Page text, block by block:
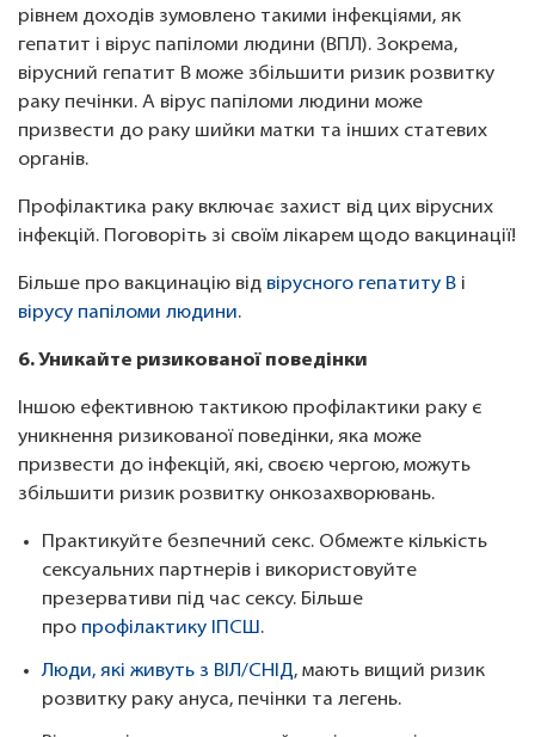
рівнем доходів зумовлено такими інфекціями, як
гепатит і вірус папіломи людини (ВПЛ). Зокрема,
вірусний гепатит В може збільшити ризик розвитку
раку печінки. А вірус папіломи людини може
призвести до раку шийки матки та інших статевих
органів.
Профілактика раку включає захист від цих вірусних
інфекцій. Поговоріть зі своїм лікарем щодо вакцинації!
Більше про вакцинацію від вірусного гепатиту В і
вірусу папіломи людини.
6. Уникайте ризикованої поведінки
Іншою ефективною тактикою профілактики раку є
уникнення ризикованої поведінки, яка може
призвести до інфекцій, які, своєю чергою, можуть
збільшити ризик розвитку онкозахворювань.
Практикуйте безпечний секс. Обмежте кількість
сексуальних партнерів і використовуйте
презервативи під час сексу. Більше
про профілактику ІПСШ.
Люди, які живуть з ВІЛ/СНІД, мають вищий ризик
розвитку раку ануса, печінки та легень.